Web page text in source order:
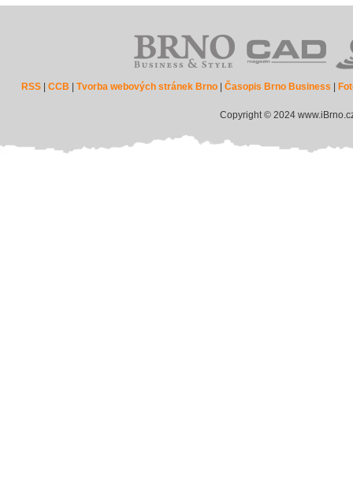
RSS |CCB |Tvorba webových stránek Brno |Časopis Brno Business
Copyright © 2024